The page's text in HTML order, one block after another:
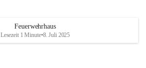
Feuerwehrhaus
Lesezeit 1 Minute•8. Juli 2025